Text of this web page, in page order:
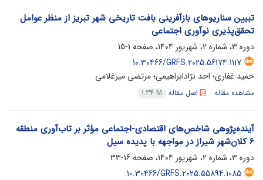
تبیین سناریوهای بازآفرینی بافت تاریخی شهر تبریز از منظر عوامل
تحقق‌پذیری نوآوری اجتماعی
دوره 3، شماره 2، شهریور 1404، صفحه
1-15
10.30466/GRFS.2025.56174.1117
حمید غفاری؛ احد نژادابراهیمی؛ مرتضی میرغلامی
مشاهده مقاله اصل مقاله 1.34 M
آینده‌پژوهی شاخص‌های اقتصادی-اجتماعی مؤثر بر تاب‌آوری منطقه
6 کلان‌شهر شیراز در مواجهه با پدیده سیل
دوره 3، شماره 2، شهریور 1404، صفحه
16-33
10.30466/GRFS.2025.55894.1085